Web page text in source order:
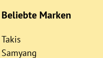
Beliebte Marken
Takis
Samyang